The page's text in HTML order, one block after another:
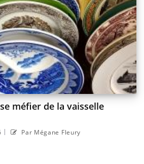
méfier de la vaisselle
| Par Mégane Fleury